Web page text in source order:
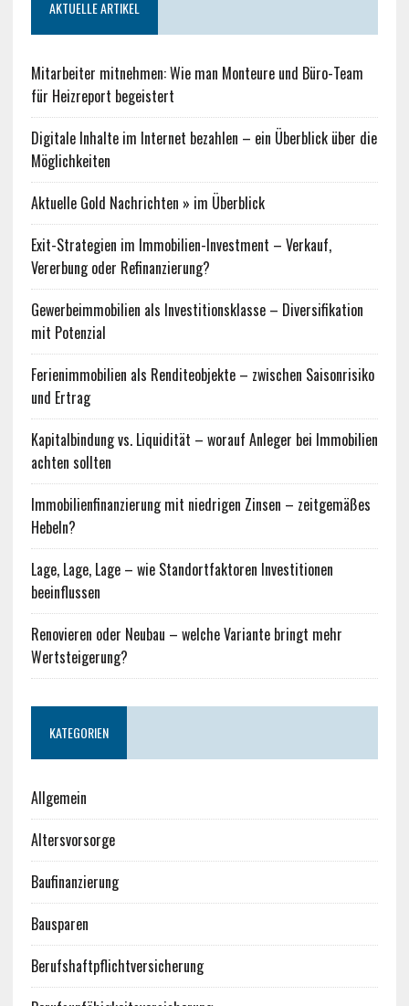
AKTUELLE ARTIKEL
Mitarbeiter mitnehmen: Wie man Monteure und Büro-Team
für Heizreport begeistert
Digitale Inhalte im Internet bezahlen – ein Überblick über die
Möglichkeiten
Aktuelle Gold Nachrichten » im Überblick
Exit-Strategien im Immobilien-Investment – Verkauf,
Vererbung oder Refinanzierung?
Gewerbeimmobilien als Investitionsklasse – Diversifikation
mit Potenzial
Ferienimmobilien als Renditeobjekte – zwischen Saisonrisiko
und Ertrag
Kapitalbindung vs. Liquidität – worauf Anleger bei Immobilien
achten sollten
Immobilienfinanzierung mit niedrigen Zinsen – zeitgemäßes
Hebeln?
Lage, Lage, Lage – wie Standortfaktoren Investitionen
beeinflussen
Renovieren oder Neubau – welche Variante bringt mehr
Wertsteigerung?
KATEGORIEN
Allgemein
Altersvorsorge
Baufinanzierung
Bausparen
Berufshaftpflichtversicherung